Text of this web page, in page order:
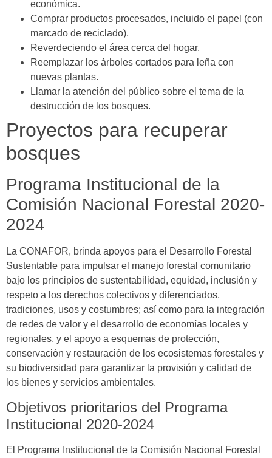
económica.
Comprar productos procesados, incluido el papel (con
marcado de reciclado).
Reverdeciendo el área cerca del hogar.
Reemplazar los árboles cortados para leña con
nuevas plantas.
Llamar la atención del público sobre el tema de la
destrucción de los bosques.
Proyectos para recuperar
bosques
Programa Institucional de la
Comisión Nacional Forestal 2020-
2024
La CONAFOR, brinda apoyos para el Desarrollo Forestal
Sustentable para impulsar el manejo forestal comunitario
bajo los principios de sustentabilidad, equidad, inclusión y
respeto a los derechos colectivos y diferenciados,
tradiciones, usos y costumbres; así como para la integración
de redes de valor y el desarrollo de economías locales y
regionales, y el apoyo a esquemas de protección,
conservación y restauración de los ecosistemas forestales y
su biodiversidad para garantizar la provisión y calidad de
los bienes y servicios ambientales.
Objetivos prioritarios del Programa
Institucional 2020-2024
El Programa Institucional de la Comisión Nacional Forestal